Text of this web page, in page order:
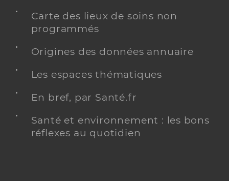
Carte des lieux de soins non
programmés
Origines des données annuaire
Les espaces thématiques
En bref, par Santé.fr
Santé et environnement : les bons
réflexes au quotidien